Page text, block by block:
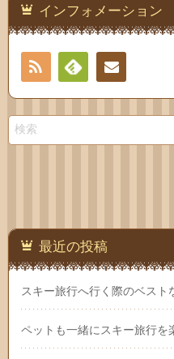
インフォメーション
RSS
Feedlyお問
最近の投稿
スキー旅行へ行く際のベスト
ペットも一緒にスキー旅行を